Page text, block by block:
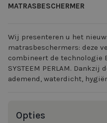
MATRASBESCHERMER
Wij presenteren u het
matrasbeschermers: deze
combineert de technologie
SYSTEEM PERLAM.
ademend, waterdicht,
Opties